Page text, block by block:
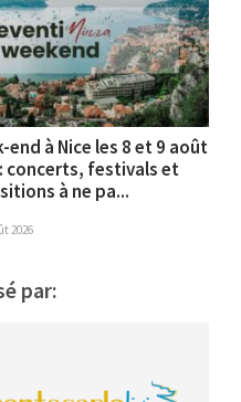
end à Nice les 8 et 9 août
concerts, festivals et
à ne pa...
2026
par: